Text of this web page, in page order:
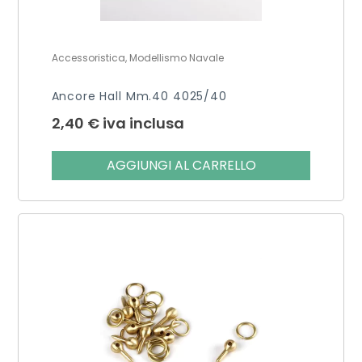
Accessoristica, Modellismo Navale
Ancore Hall Mm.40 4025/40
2,40 € iva inclusa
AGGIUNGI AL CARRELLO